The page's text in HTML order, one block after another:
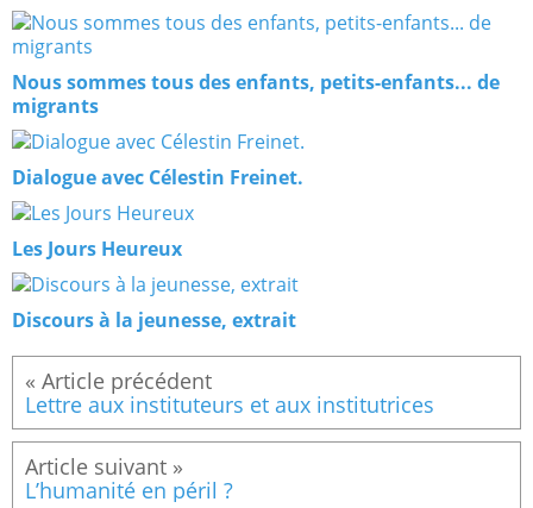
Nous sommes tous des enfants, petits-enfants... de
migrants
Dialogue avec Célestin Freinet.
Les Jours Heureux
Discours à la jeunesse, extrait
Lettre aux instituteurs et aux institutrices
L’humanité en péril ?